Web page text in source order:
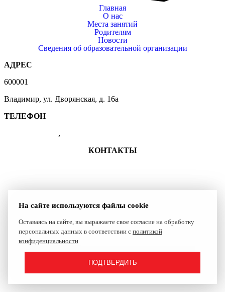
Главная
О нас
Места занятий
Родителям
Новости
Сведения об образовательной организации
АДРЕС
600001
Владимир, ул. Дворянская, д. 16а
ТЕЛЕФОН
,
КОНТАКТЫ
Группа ВКонтакте
Сайт создан компанией Reset
На сайте используются файлы cookie
Оставаясь на сайте, вы выражаете свое согласие на обработку
персональных данных в соответствии с политикой
конфиденциальности
ПОДТВЕРДИТЬ